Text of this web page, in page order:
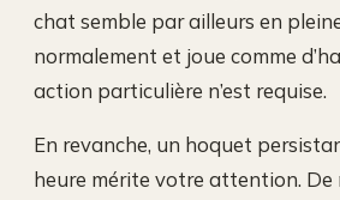
chat semble par ailleurs en
normalement et joue comme
action particulière n’est requise.
En revanche, un hoquet
heure mérite votre attention. De